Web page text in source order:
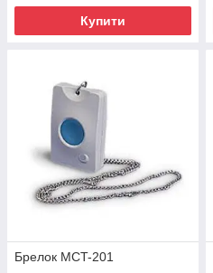
Купити
Брелок MCT-201